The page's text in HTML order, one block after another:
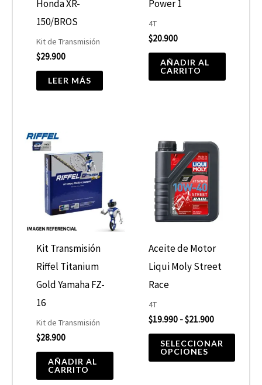
Honda XR-
150/BROS
Kit de Transmisión
$29.900
LEER MÁS
Power 1
4T
$20.900
AÑADIR AL
CARRITO
Kit Transmisión
Riffel Titanium
Gold Yamaha FZ-
16
Kit de Transmisión
$28.900
AÑADIR AL
CARRITO
Aceite de Motor
Liqui Moly Street
Race
4T
$19.990 -$21.900
de
SELECCIONAR
OPCIONES
Este
producto
tiene
múltiples
variantes.
opciones
se
pueden
elegir
en
la
página